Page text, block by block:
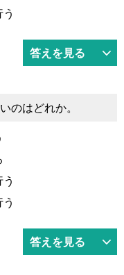
答えを見る
のはどれか。
答えを見る